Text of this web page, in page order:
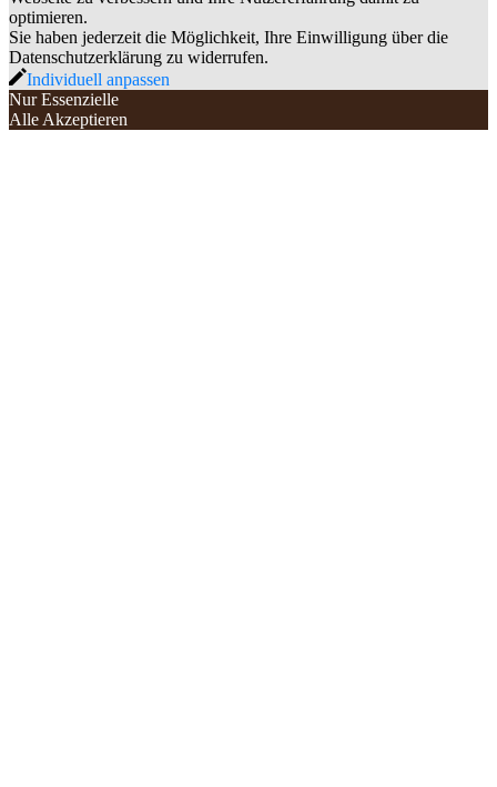
optimieren.
Sie haben jederzeit die Möglichkeit, Ihre Einwilligung über die
Datenschutzerklärung zu widerrufen.
Individuell anpassen
Nur Essenzielle
Alle Akzeptieren